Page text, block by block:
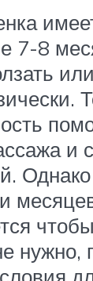
7-8
и
нужно,